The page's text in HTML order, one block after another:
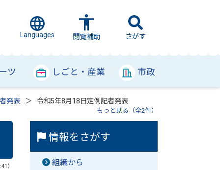
Languages 閲覧補助 さがす
ツ しごと・産業 市政
発表 令和5年8月18日定例記者発表
もっと見る（全2件）
）
情報をさがす
組織から